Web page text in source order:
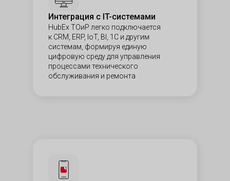
Интеграция с IT-системами
HubEx ТОиР легко подключается
к CRM, ERP, IoT, BI, 1С и другим
системам, формируя единую
цифровую среду для управления
процессами технического
обслуживания и ремонта